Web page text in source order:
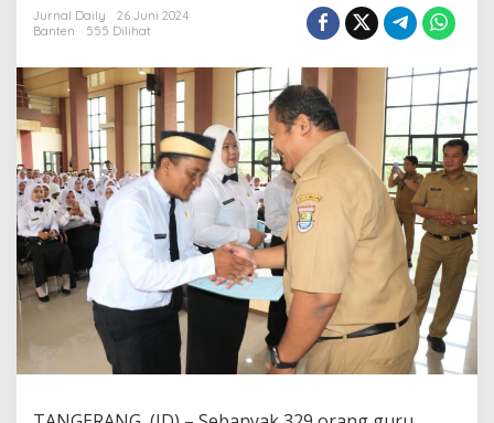
P
P
K
s
e
K
a
b
u
a
e
n
Jurnal Daily
26 Juni 2024
Banten
555 Dilihat